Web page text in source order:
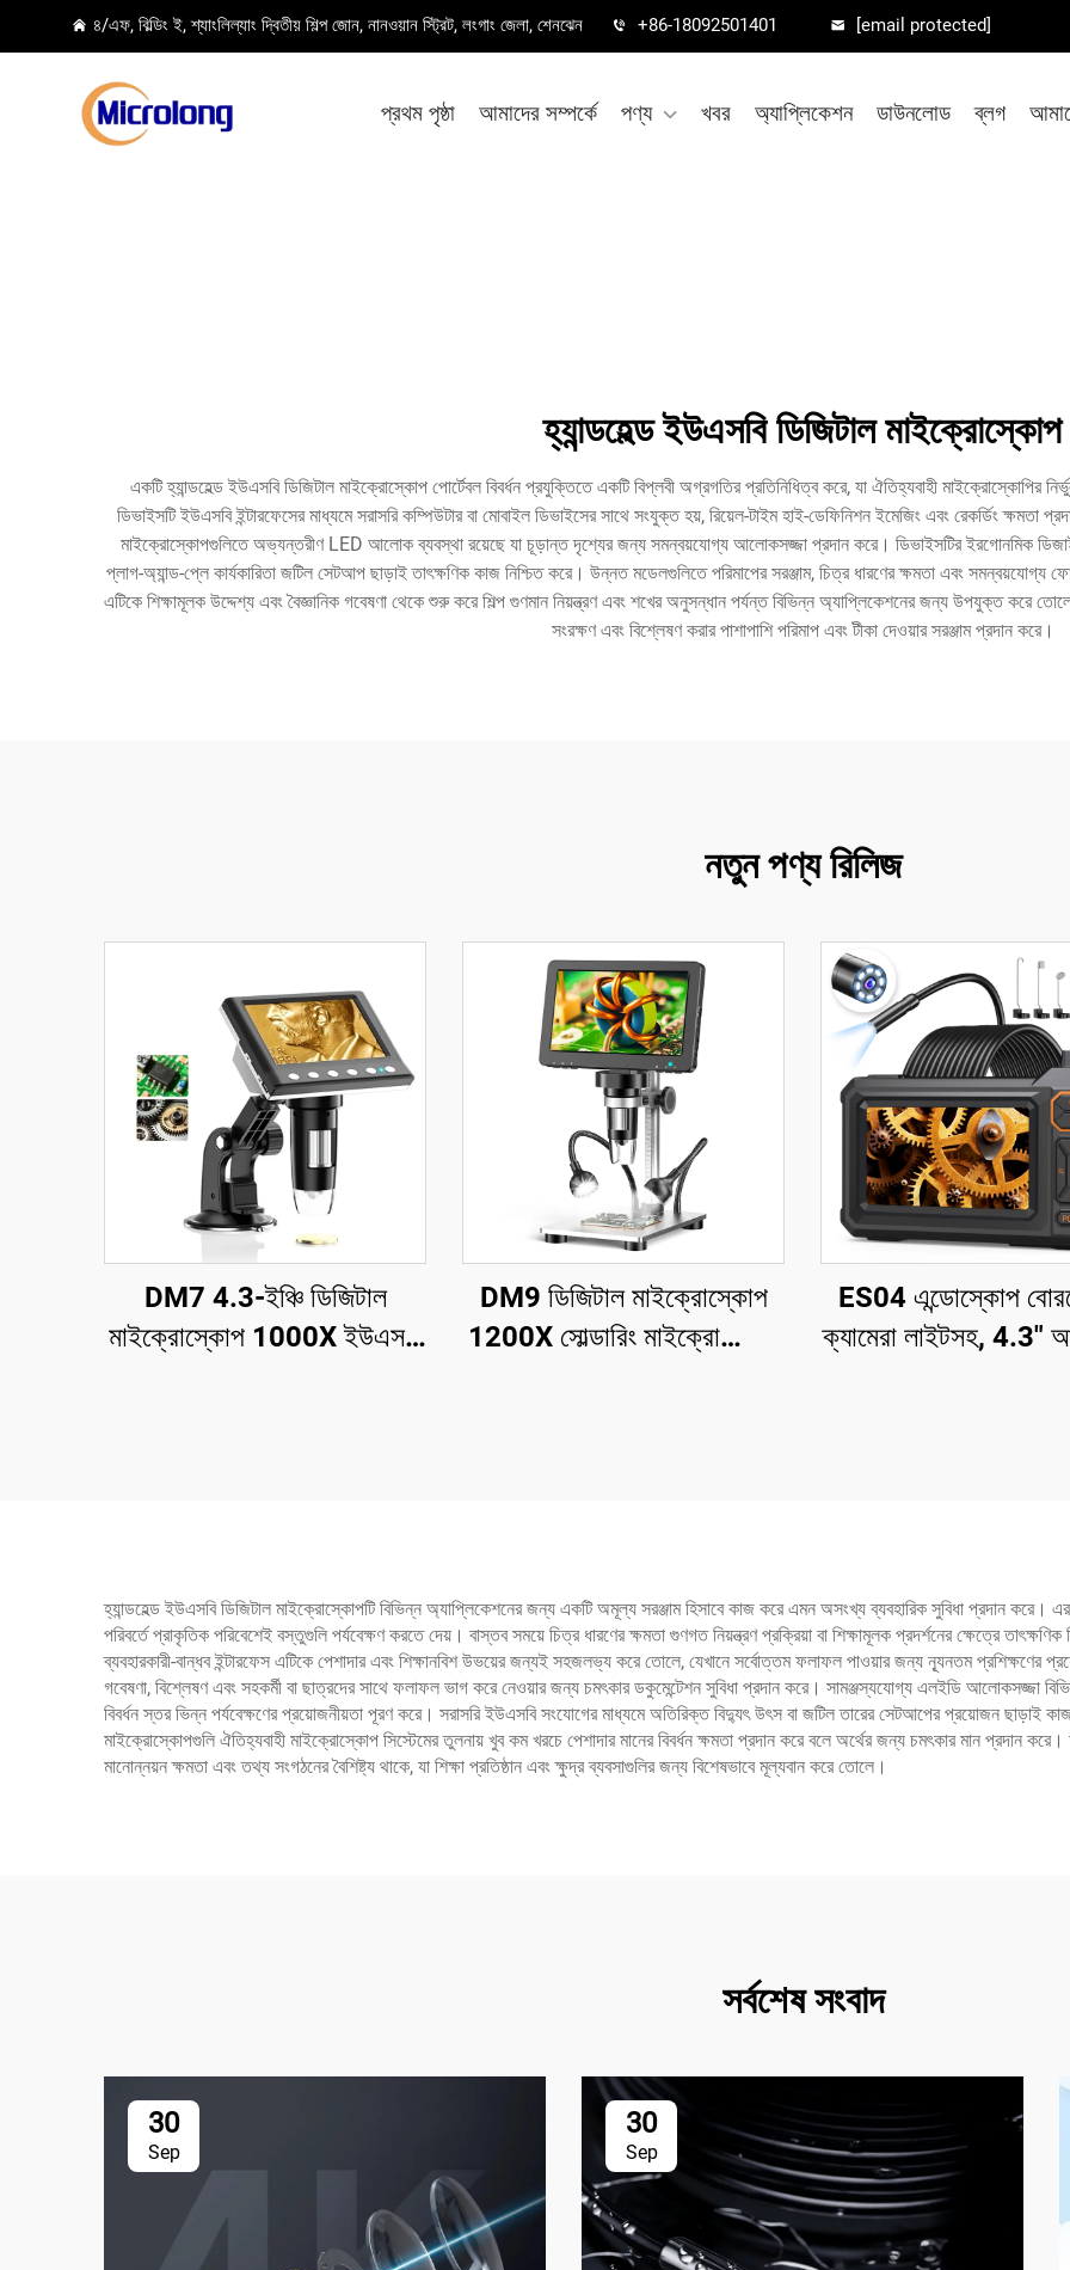
৪/এফ, বিল্ডিং ই, শ্যাংলিল্যাং দ্বিতীয় শিল্প জোন, নানওয়ান স্ট্রিট, লংগাং জেলা, শেনঝেন +86-18092501401 [email protected]
প্রথম পৃষ্ঠা আমাদের সম্পর্কে পণ্য খবর অ্যাপ্লিকেশন ডাউনলোড ব্লগ
হ্যান্ডহেল্ড ইউএসবি ডিজিটাল মাইক্রোস্কোপ
একটি হ্যান্ডহেল্ড ইউএসবি ডিজিটাল মাইক্রোস্কোপ পোর্টেবল বিবর্ধন প্রযুক্তিতে একটি বিপ্লবী অগ্রগতির প্রতিনিধিত্ব করে, যা ঐতিহ্যবাহী মাইক্রোস্কোপির
ডিভাইসটি ইউএসবি ইন্টারফেসের মাধ্যমে সরাসরি কম্পিউটার বা মোবাইল ডিভাইসের সাথে সংযুক্ত হয়, রিয়েল-টাইম হাই-ডেফিনিশন ইমেজিং এবং রেকর্ডিং
মাইক্রোস্কোপগুলিতে অভ্যন্তরীণ LED আলোক ব্যবস্থা রয়েছে যা চূড়ান্ত দৃশ্যের জন্য সমন্বয়যোগ্য আলোকসজ্জা প্রদান করে। ডিভাইসটির ইরগোনমিক ডিজাইন
প্লাগ-অ্যান্ড-প্লে কার্যকারিতা জটিল সেটআপ ছাড়াই তাৎক্ষণিক কাজ নিশ্চিত করে। উন্নত মডেলগুলিতে পরিমাপের সরঞ্জাম, চিত্র ধারণের ক্ষমতা এবং
এটিকে শিক্ষামূলক উদ্দেশ্য এবং বৈজ্ঞানিক গবেষণা থেকে শুরু করে শিল্প গুণমান নিয়ন্ত্রণ এবং শখের অনুসন্ধান পর্যন্ত বিভিন্ন অ্যাপ্লিকেশনের জন্য উপযুক্ত করে
সংরক্ষণ এবং বিশ্লেষণ করার পাশাপাশি পরিমাপ এবং টীকা দেওয়ার সরঞ্জাম প্রদান করে।
নতুন পণ্য রিলিজ
DM7 4.3-ইঞ্চি ডিজিটাল
মাইক্রোস্কোপ 1000X ইউএসবি
DM9 ডিজিটাল মাইক্রোস্কোপ
1200X সোল্ডারিং মাইক্রোস্কোপ
ES04 এন্ডোস্কোপ
ক্যামেরা লাইটসহ, 4.3"
হ্যান্ডহেল্ড ইউএসবি ডিজিটাল মাইক্রোস্কোপটি বিভিন্ন অ্যাপ্লিকেশনের জন্য একটি অমূল্য সরঞ্জাম হিসাবে কাজ করে এমন অসংখ্য ব্যবহারিক সুবিধা প্রদান করে।
পরিবর্তে প্রাকৃতিক পরিবেশেই বস্তুগুলি পর্যবেক্ষণ করতে দেয়। বাস্তব সময়ে চিত্র ধারণের ক্ষমতা গুণগত নিয়ন্ত্রণ প্রক্রিয়া বা শিক্ষামূলক প্রদর্শনের ক্ষেত্রে
ব্যবহারকারী-বান্ধব ইন্টারফেস এটিকে পেশাদার এবং শিক্ষানবিশ উভয়ের জন্যই সহজলভ্য করে তোলে, যেখানে সর্বোত্তম ফলাফল পাওয়ার জন্য ন্যূনতম প্রশিক্ষণের
গবেষণা, বিশ্লেষণ এবং সহকর্মী বা ছাত্রদের সাথে ফলাফল ভাগ করে নেওয়ার জন্য চমৎকার ডকুমেন্টেশন সুবিধা প্রদান করে। সামঞ্জস্যযোগ্য এলইডি আলোকসজ্জা
বিবর্ধন স্তর ভিন্ন পর্যবেক্ষণের প্রয়োজনীয়তা পূরণ করে। সরাসরি ইউএসবি সংযোগের মাধ্যমে অতিরিক্ত বিদ্যুৎ উৎস বা জটিল তারের সেটআপের প্রয়োজন ছাড়াই
মাইক্রোস্কোপগুলি ঐতিহ্যবাহী মাইক্রোস্কোপ সিস্টেমের তুলনায় খুব কম খরচে পেশাদার মানের বিবর্ধন ক্ষমতা প্রদান করে বলে অর্থের জন্য চমৎকার মান প্রদান
মানোন্নয়ন ক্ষমতা এবং তথ্য সংগঠনের বৈশিষ্ট্য থাকে, যা শিক্ষা প্রতিষ্ঠান এবং ক্ষুদ্র ব্যবসাগুলির জন্য বিশেষভাবে মূল্যবান করে তোলে।
সর্বশেষ সংবাদ
30
Sep
30
Sep